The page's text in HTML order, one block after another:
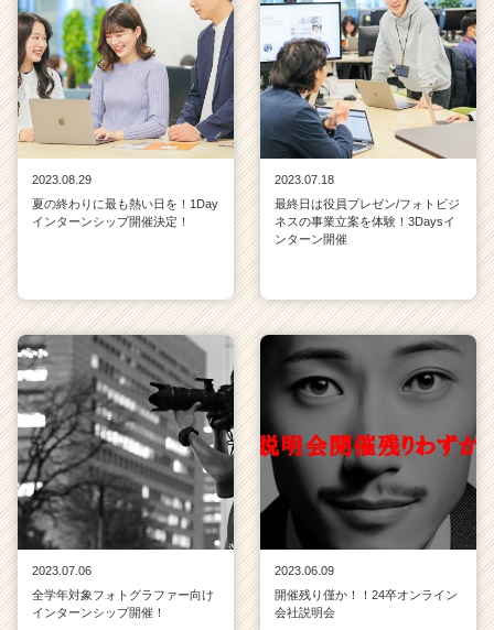
2023.08.29
夏の終わりに最も熱い日を！1Day
インターンシップ開催決定！
2023.07.18
最終日は役員プレゼン/フォトビジ
ネスの事業立案を体験！3Daysイ
ンターン開催
2023.07.06
全学年対象フォトグラファー向け
インターンシップ開催！
2023.06.09
開催残り僅か！！24卒オンライン
会社説明会